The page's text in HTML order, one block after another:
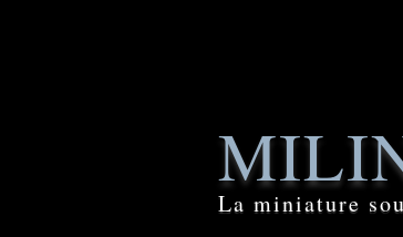
La miniature